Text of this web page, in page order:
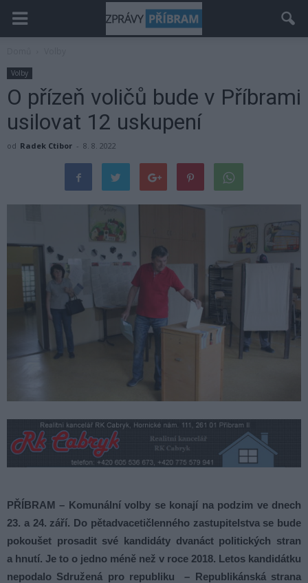
Volby
O přízeň voličů bude v Příbrami
usilovat 12 uskupení
od Radek Ctibor - 8. 8. 2022
PŘÍBRAM – Komunální volby se konají na podzim ve dnech
23. a 24. září. Do pětadvacetičlenného zastupitelstva se bude
pokoušet prosadit své kandidáty dvanáct politických stran
a hnutí. Je to o jedno méně než v roce 2018. Letos kandidátku
nepodalo Sdružená pro republiku – Republikánská strana